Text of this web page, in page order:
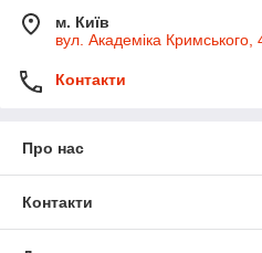
м. Київ
вул. Академіка Кримського,
Контакти
Про нас
Контакти